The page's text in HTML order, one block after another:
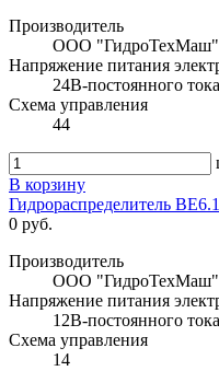
Производитель
ООО "ГидроТехМаш"
Напряжение питания
24В-постоянного тока
Схема управления
44
В корзину
Гидрораспределитель
0 руб.
Производитель
ООО "ГидроТехМаш"
Напряжение питания
12В-постоянного тока
Схема управления
14